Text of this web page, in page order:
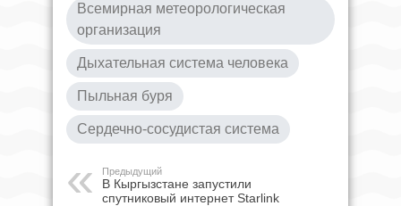
Всемирная метеорологическая
организация
Дыхательная система человека
Пыльная буря
Сердечно-сосудистая система
Предыдущий
В Кыргызстане запустили
спутниковый интернет Starlink